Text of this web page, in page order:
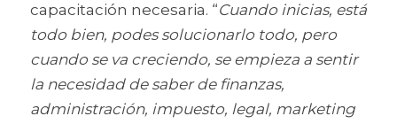
capacitación necesaria. “Cuando inicias, está
todo bien, podes solucionarlo todo, pero
cuando se va creciendo, se empieza a sentir
la necesidad de saber de finanzas,
administración, impuesto, legal, marketing